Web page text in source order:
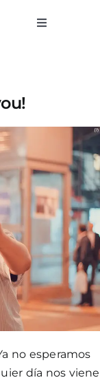
Toggle
no esperamos
día nos viene